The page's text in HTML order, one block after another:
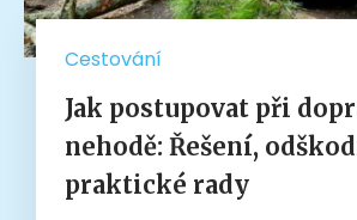
Cestování
Jak postupovat při
nehodě: Řešení,
praktické rady